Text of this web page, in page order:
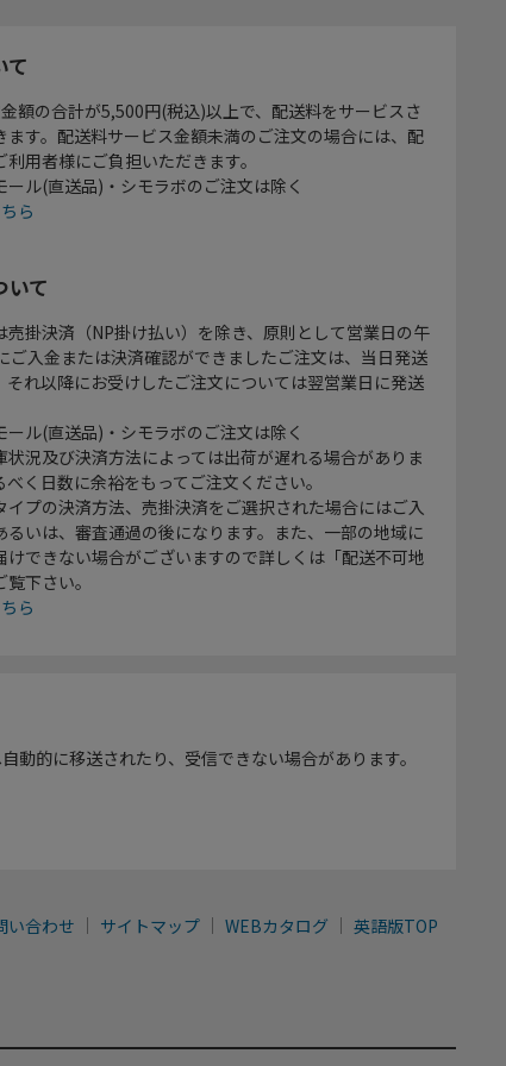
て
額の合計が5,500円(税込)以上で、配送料をサービスさ
ます。配送料サービス金額未満のご注文の場合には、配
用者様にご負担いただきます。
ル(直送品)・シモラボのご注文は除く
ら
いて
売掛決済（NP掛け払い）を除き、原則として営業日の午
ご入金または決済確認ができましたご注文は、当日発送
それ以降にお受けしたご注文については翌営業日に発送
ル(直送品)・シモラボのご注文は除く
状況及び決済方法によっては出荷が遅れる場合がありま
く日数に余裕をもってご注文ください。
イプの決済方法、売掛決済をご選択された場合にはご入
るいは、審査通過の後になります。また、一部の地域に
けできない場合がございますので詳しくは「配送不可地
下さい。
ら
的に移送されたり、受信できない場合があります。
い合わせ サイトマップ WEBカタログ 英語版TOP